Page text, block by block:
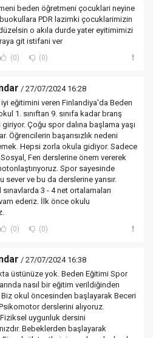
beden öğretmeni çocuklari neyine
PDR lazimki çocuklarimizin
o akıla durde yater eyitimimizi
git istifani ver
(0) (0)
/ 27/07/2024 16:28
iyi eğitimini veren Finlandiya'da Beden
1. sınıftan 9. sınıfa kadar branş
Çoğu spor dalına başlama yaşı
Öğrencilerin başarısızlık nedeni
Hepsi zorla okula gidiyor. Sadece
Fen derslerine önem vererek
Spor sayesinde
sever ve bu da derslerine yansır.
3 - 4 net ortalamaları
ederiz. İlk önce okulu
(0) (0)
/ 27/07/2024 16:38
üstünüze yok. Beden Eğitimi Spor
nasıl bir eğitim verildiğinden
Biz okul öncesinden başlayarak Beceri
derslerini alıyoruz.
Fiziksel uygunluk dersini
Bebeklerden başlayarak